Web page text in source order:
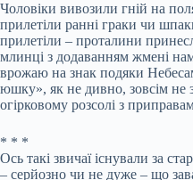
Чоловіки вивозили гній на
прилетіли ранні граки чи
прилетіли – проталини
млинці з додаванням жмені
врожаю на знак подяки
юшку», як не дивно, зовсім не
огірковому розсолі з
* * *
Ось такі звичаї існували за
– серйозно чи не дуже – що